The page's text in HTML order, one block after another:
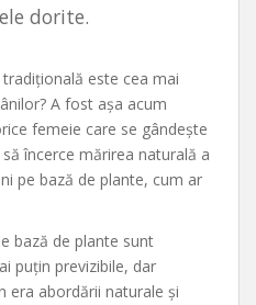
dorite.
este cea mai
A fost așa acum
femeie care se gândește
încerce mărirea naturală a
pe bază de plante, cum ar
bază de plante sunt
puțin previzibile, dar
era abordării naturale și